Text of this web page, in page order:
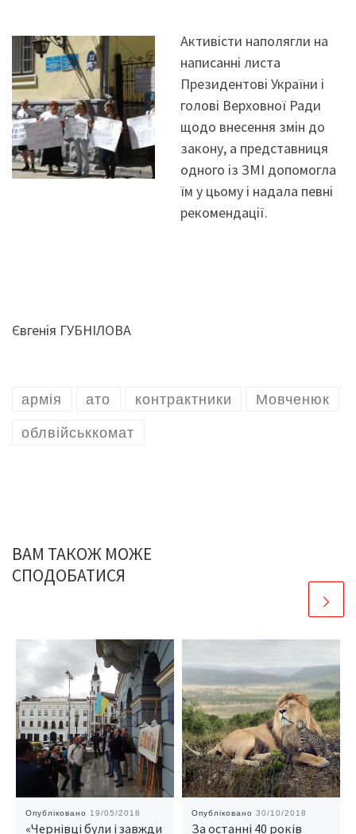
Активісти наполягли на
написанні листа
Президентові України і
голові Верховної Ради
щодо внесення змін до
закону, а представниця
одного із ЗМІ допомогла
їм у цьому і надала певні
рекомендації.
Євгенія ГУБНІЛОВА
армія ато контрактники Мовченюк
облвійськкомат
ВАМ ТАКОЖ МОЖЕ
СПОДОБАТИСЯ
Опубліковано 19/05/2018
«Чернівці були і завжди
Опубліковано 30/10/2018
За останні 40 років